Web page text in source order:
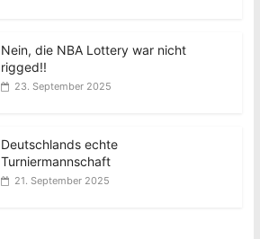
Nein, die NBA Lottery war nicht
rigged!!
23. September 2025
Deutschlands echte
Turniermannschaft
21. September 2025